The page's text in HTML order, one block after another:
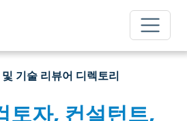
기술 리뷰어 디렉토리
토자, 컨설턴트,